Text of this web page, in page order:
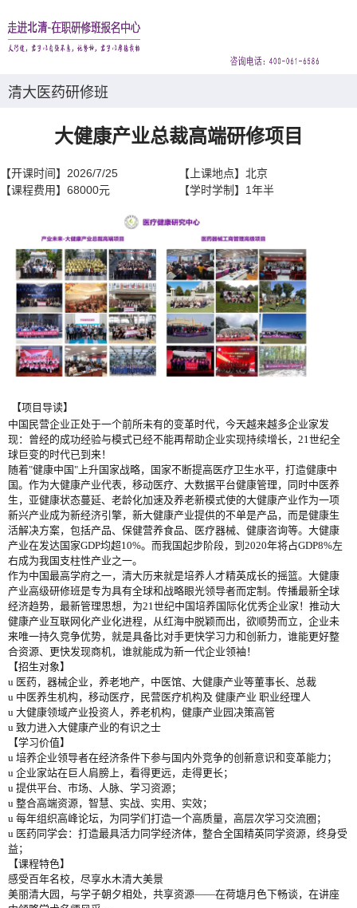
清大医药研修班
大健康产业总裁高端研修项目
【开课时间】 2026/7/25 【上课地点】 北京
【课程费用】 68000元 【学时学制】 1年半
【项目导读】
中国民营企业正处于一个前所未有的变革时代，今天越来越多企业家发
现：曾经的成功经验与模式已经不能再帮助企业实现持续增长，21世纪全
球巨变的时代已到来！
随着"健康中国"上升国家战略，国家不断提高医疗卫生水平，打造健康中
国。作为大健康产业代表，移动医疗、大数据平台健康管理，同时中医养
生，亚健康状态蔓延、老龄化加速及养老新模式使的大健康产业作为一项
新兴产业成为新经济引擎，新大健康产业提供的不单是产品，而是健康生
活解决方案，包括产品、保健营养食品、医疗器械、健康咨询等。大健康
产业在发达国家GDP均超10%。而我国起步阶段，到2020年将占GDP8%左
右成为我国支柱性产业之一。
作为中国最高学府之一，清大历来就是培养人才精英成长的摇篮。大健康
产业高级研修班是专为具有全球和战略眼光领导者而定制。传播最新全球
经济趋势，最新管理思想，为21世纪中国培养国际化优秀企业家！推动大
健康产业互联网化产业化进程，从红海中脱颖而出，欲顺势而立，企业未
来唯一持久竞争优势，就是具备比对手更快学习力和创新力，谁能更好整
合资源、更快发现商机，谁就能成为新一代企业领袖！
【招生对象】
u 医药，器械企业，养老地产，中医馆、大健康产业等董事长、 总裁
u 中医养生机构，移动医疗，民营医疗机构及 健康产业 职业经理人
u 大健康领域产业投资人，养老机构，健康产业园决策高管
u 致力进入大健康产业的有识之士
【学习价值】
u 培养企业领导者在经济条件下参与国内外竞争的创新意识和变革能力；
u 企业家站在巨人肩膀上，看得更远，走得更长；
u 提供平台、市场、人脉、学习资源；
u 整合高端资源，智慧、实战、实用、实效；
u 每年组织高峰论坛，为同学们打造一个高质量，高层次学习交流圈；
u 医药同学会：打造最具活力同学经济体，整合全国精英同学资源，终身受
益；
【课程特色】
感受百年名校，尽享水木清大美景
美丽清大园，与学子朝夕相处，共享资源——在荷塘月色下畅谈，在讲座